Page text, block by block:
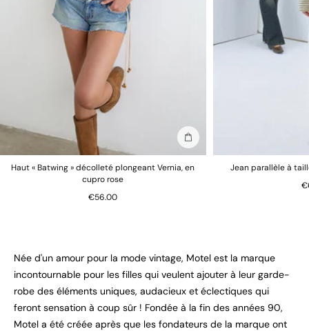
Ajouter au sac
Haut « Batwing » décolleté plongeant Vernia, en
cupro rose
€56.00
Jean parallèle à
Née d'un amour pour la mode vintage, Motel est la marque
incontournable pour les filles qui veulent ajouter à leur garde-
robe des éléments uniques, audacieux et éclectiques qui
feront sensation à coup sûr ! Fondée à la fin des années 90,
Motel a été créée après que les fondateurs de la marque ont